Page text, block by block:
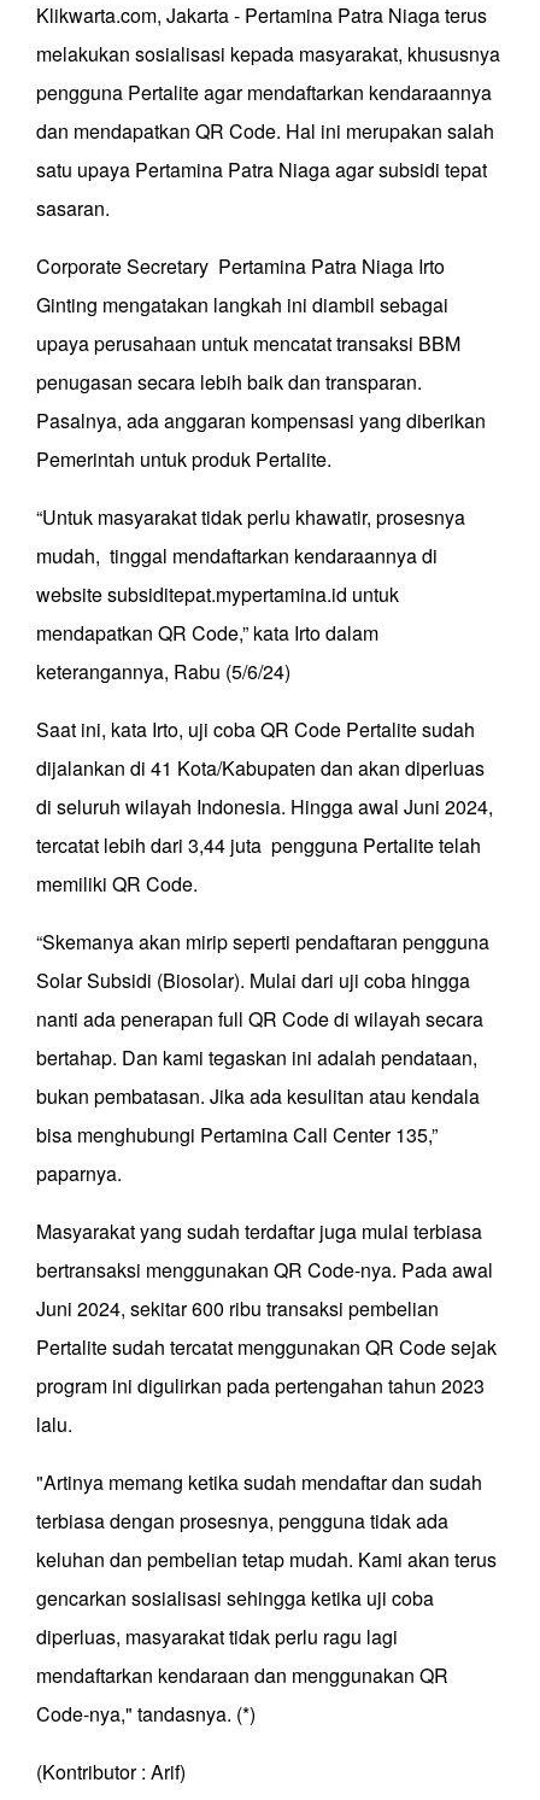
Klikwarta.com, Jakarta - Pertamina Patra Niaga terus
melakukan sosialisasi kepada masyarakat, khususnya
pengguna Pertalite agar mendaftarkan kendaraannya
dan mendapatkan QR Code. Hal ini merupakan salah
satu upaya Pertamina Patra Niaga agar subsidi tepat
sasaran.
Corporate Secretary Pertamina Patra Niaga Irto
Ginting mengatakan langkah ini diambil sebagai
upaya perusahaan untuk mencatat transaksi BBM
penugasan secara lebih baik dan transparan.
Pasalnya, ada anggaran kompensasi yang diberikan
Pemerintah untuk produk Pertalite.
“Untuk masyarakat tidak perlu khawatir, prosesnya
mudah, tinggal mendaftarkan kendaraannya di
website subsiditepat.mypertamina.id untuk
mendapatkan QR Code,” kata Irto dalam
keterangannya, Rabu (5/6/24)
Saat ini, kata Irto, uji coba QR Code Pertalite sudah
dijalankan di 41 Kota/Kabupaten dan akan diperluas
di seluruh wilayah Indonesia. Hingga awal Juni 2024,
tercatat lebih dari 3,44 juta pengguna Pertalite telah
memiliki QR Code.
“Skemanya akan mirip seperti pendaftaran pengguna
Solar Subsidi (Biosolar). Mulai dari uji coba hingga
nanti ada penerapan full QR Code di wilayah secara
bertahap. Dan kami tegaskan ini adalah pendataan,
bukan pembatasan. Jika ada kesulitan atau kendala
bisa menghubungi Pertamina Call Center 135,”
paparnya.
Masyarakat yang sudah terdaftar juga mulai terbiasa
bertransaksi menggunakan QR Code-nya. Pada awal
Juni 2024, sekitar 600 ribu transaksi pembelian
Pertalite sudah tercatat menggunakan QR Code sejak
program ini digulirkan pada pertengahan tahun 2023
lalu.
"Artinya memang ketika sudah mendaftar dan sudah
terbiasa dengan prosesnya, pengguna tidak ada
keluhan dan pembelian tetap mudah. Kami akan terus
gencarkan sosialisasi sehingga ketika uji coba
diperluas, masyarakat tidak perlu ragu lagi
mendaftarkan kendaraan dan menggunakan QR
Code-nya," tandasnya. (*)
(Kontributor : Arif)